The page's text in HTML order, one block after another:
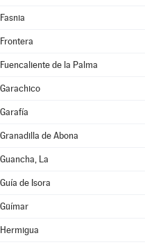
Fasnia
Frontera
Fuencaliente de la Palma
Garachico
Garafía
Granadilla de Abona
Guancha, La
Guía de Isora
Güímar
Hermigua